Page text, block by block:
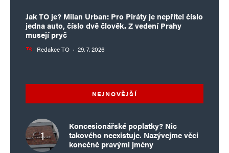
Jak TO je? Milan Urban: Pro Piráty je nepřítel číslo
jedna auto, číslo dvě člověk. Z vedení Prahy
musejí pryč
Redakce TO · 29. 7. 2026
NEJNOVĚJŠÍ
Koncesionářské poplatky? Nic
takového neexistuje. Nazývejme věci
konečně pravými jmény